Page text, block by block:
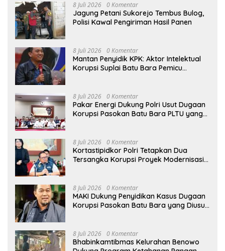
8 Juli 2026 0 Komentar
Jagung Petani Sukorejo Tembus Bulog,
Polisi Kawal Pengiriman Hasil Panen
8 Juli 2026 0 Komentar
Mantan Penyidik KPK: Aktor Intelektual
Korupsi Suplai Batu Bara Pemicu
8 Juli 2026 0 Komentar
Pakar Energi Dukung Polri Usut Dugaan
Korupsi Pasokan Batu Bara PLTU yang
8 Juli 2026 0 Komentar
Kortastipidkor Polri Tetapkan Dua
Tersangka Korupsi Proyek Modernisasi
8 Juli 2026 0 Komentar
MAKI Dukung Penyidikan Kasus Dugaan
Korupsi Pasokan Batu Bara yang Diusut
8 Juli 2026 0 Komentar
Bhabinkamtibmas Kelurahan Benowo